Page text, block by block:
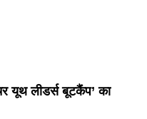
यूथ लीडर्स बूटकैंप’ का